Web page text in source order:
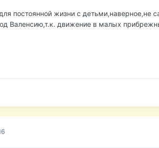
постоянной жизни с
Валенсию,т.к. движение в малых